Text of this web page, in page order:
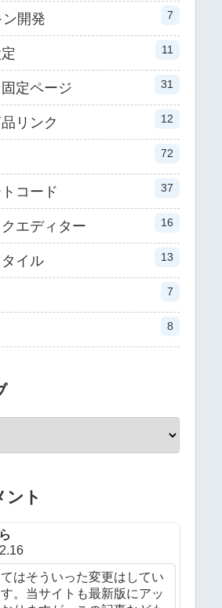
ン開発 7
11
定ページ 31
リンク 12
72
コード 37
エディター 16
イル 13
7
8
ント
はそういった変更はしてい
。当サイトも最新版にアッ